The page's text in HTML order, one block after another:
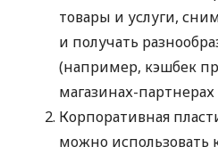
товары и услуги,
и получать
(например, кэшбек
магазинах-партнерах
Корпоративная
можно использовать